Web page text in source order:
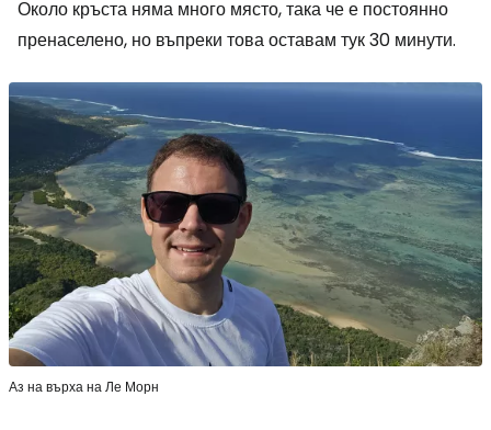
Около кръста няма много място, така че е постоянно
пренаселено, но въпреки това оставам тук 30 минути.
Аз на върха на Ле Морн